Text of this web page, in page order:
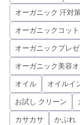
オーガニック 汗対
オーガニックコッ
オーガニックプレゼ
オーガニック美容
オイル オイルイ
お試し クリーン
カサカサ かぶれ